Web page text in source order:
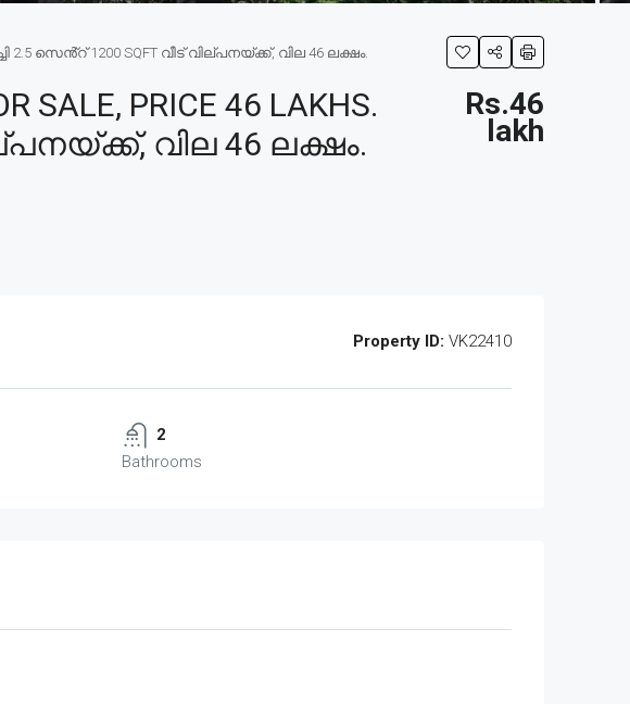
2.5 സെൻ്റ് 1200 SQFT വീട് വില്പനയ്ക്ക്, വില 46 ലക്ഷം.
SALE, PRICE 46 LAKHS.
വില 46 ലക്ഷം.
Rs.46
lakh
Property ID: VK22410
2
Bathrooms